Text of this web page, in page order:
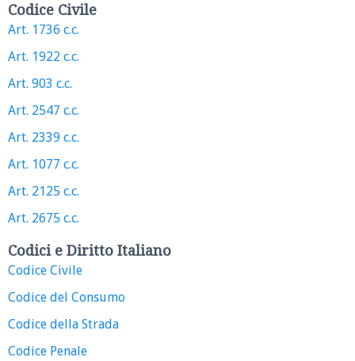
Codice Civile
Art. 1736 c.c.
Art. 1922 c.c.
Art. 903 c.c.
Art. 2547 c.c.
Art. 2339 c.c.
Art. 1077 c.c.
Art. 2125 c.c.
Art. 2675 c.c.
Codici e Diritto Italiano
Codice Civile
Codice del Consumo
Codice della Strada
Codice Penale